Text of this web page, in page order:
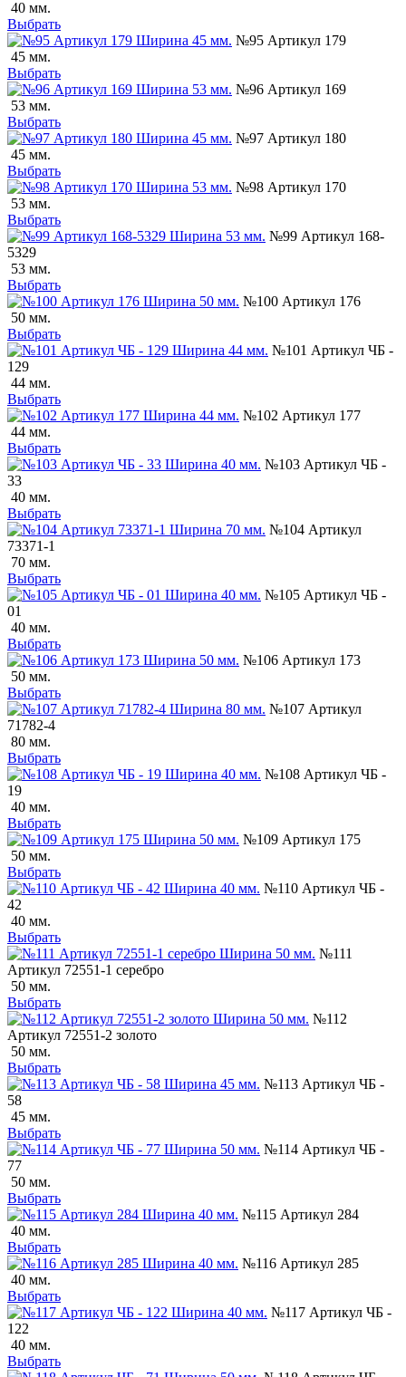
40 мм.
Выбрать
№95 Артикул 179
45 мм.
Выбрать
№96 Артикул 169
53 мм.
Выбрать
№97 Артикул 180
45 мм.
Выбрать
№98 Артикул 170
53 мм.
Выбрать
№99 Артикул 168-
5329
53 мм.
Выбрать
№100 Артикул 176
50 мм.
Выбрать
№101 Артикул ЧБ -
129
44 мм.
Выбрать
№102 Артикул 177
44 мм.
Выбрать
№103 Артикул ЧБ -
33
40 мм.
Выбрать
№104 Артикул
73371-1
70 мм.
Выбрать
№105 Артикул ЧБ -
01
40 мм.
Выбрать
№106 Артикул 173
50 мм.
Выбрать
№107 Артикул
71782-4
80 мм.
Выбрать
№108 Артикул ЧБ -
19
40 мм.
Выбрать
№109 Артикул 175
50 мм.
Выбрать
№110 Артикул ЧБ -
42
40 мм.
Выбрать
№111
Артикул 72551-1 серебро
50 мм.
Выбрать
№112
Артикул 72551-2 золото
50 мм.
Выбрать
№113 Артикул ЧБ -
58
45 мм.
Выбрать
№114 Артикул ЧБ -
77
50 мм.
Выбрать
№115 Артикул 284
40 мм.
Выбрать
№116 Артикул 285
40 мм.
Выбрать
№117 Артикул ЧБ -
122
40 мм.
Выбрать